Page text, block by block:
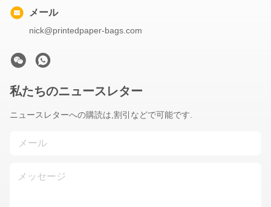
メール
nick@printedpaper-bags.com
私たちのニュースレター
ニュースレターへの購読は,割引などで可能です.